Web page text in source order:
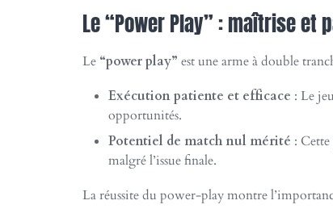
Le “Power Play” : maîtrise et
Le “power play” est une arme à double
Exécution patiente et efficace : Le
opportunités.
Potentiel de match nul mérité :
malgré l’issue finale.
La réussite du power-play montre